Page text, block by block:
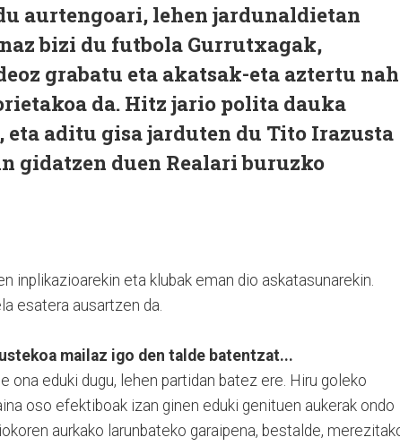
aurtengoari, lehen jardunaldietan
bizi du futbola Gurrutxagak,
grabatu eta akatsak-eta aztertu
da. Hitz jario polita dauka
aditu gisa jarduten du Tito Irazusta
gidatzen duen Realari buruzko
inplikazioarekin eta klubak eman dio askatasunarekin.
esatera ausartzen da.
mailaz igo den talde batentzat...
ona eduki dugu, lehen partidan batez ere. Hiru goleko
oso efektiboak izan ginen eduki genituen aukerak ondo
aurkako larunbateko garaipena, bestalde,